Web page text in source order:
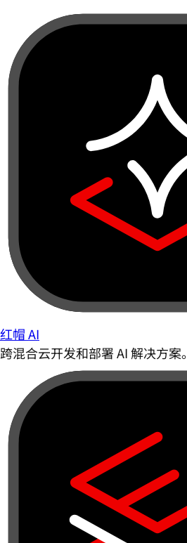
红帽 AI
跨混合云开发和部署 AI 解决方案。